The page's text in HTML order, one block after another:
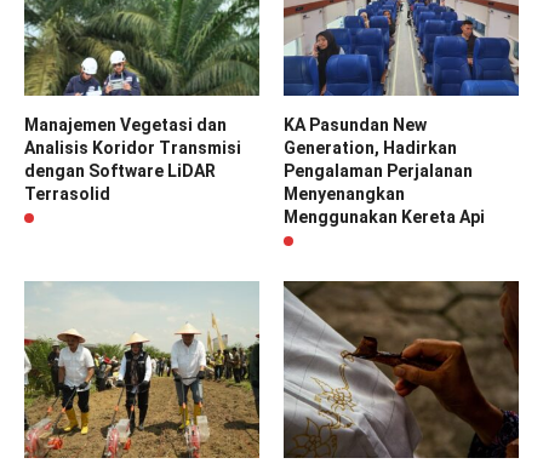
Manajemen Vegetasi dan
Analisis Koridor Transmisi
dengan Software LiDAR
Terrasolid
KA Pasundan New
Generation, Hadirkan
Pengalaman Perjalanan
Menyenangkan
Menggunakan Kereta Api